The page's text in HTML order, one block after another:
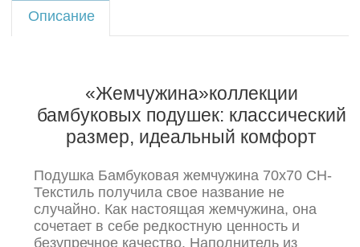
Описание
«Жемчужина»коллекции
бамбуковых подушек: классический
размер, идеальный комфорт
Подушка Бамбуковая жемчужина 70х70 СН-
Текстиль получила свое название не
случайно. Как настоящая жемчужина, она
сочетает в себе редкостную ценность и
безупречное качество. Наполнитель из